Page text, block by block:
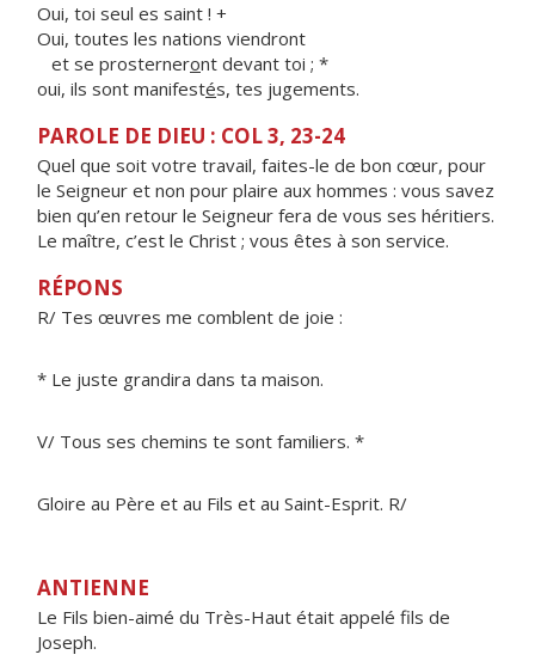
Oui, toi seul es saint ! +
Oui, toutes les nations viendront
et se prosterneront devant toi ; *
oui, ils sont manifestés, tes jugements.
PAROLE DE DIEU : COL 3, 23-24
Quel que soit votre travail, faites-le de bon cœur, pour
le Seigneur et non pour plaire aux hommes : vous savez
bien qu’en retour le Seigneur fera de vous ses héritiers.
Le maître, c’est le Christ ; vous êtes à son service.
RÉPONS
R/ Tes œuvres me comblent de joie :
* Le juste grandira dans ta maison.
V/ Tous ses chemins te sont familiers. *
Gloire au Père et au Fils et au Saint-Esprit. R/
ANTIENNE
Le Fils bien-aimé du Très-Haut était appelé fils de
Joseph.